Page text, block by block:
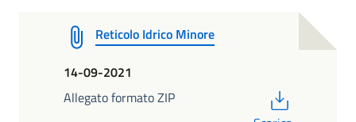
Reticolo Idrico Minore
14-09-2021
Allegato formato ZIP